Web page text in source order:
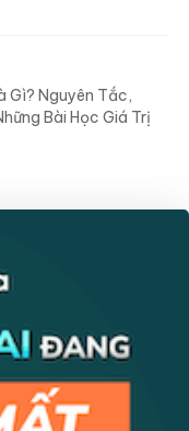
Gì? Nguyên Tắc,
Bài Học Giá Trị